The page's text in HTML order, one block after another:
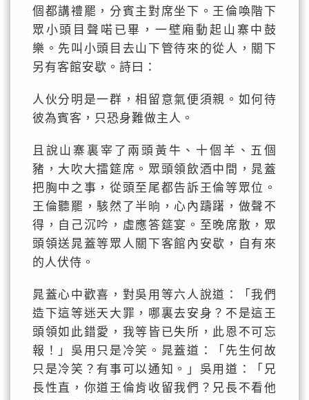
個都講禮罷，分賓主對席坐下。王倫喚階下
眾小頭目聲喏已畢，一壁廂動起山寨中鼓
樂。先叫小頭目去山下管待來的從人，關下
另有客館安歇。詩曰：
人伙分明是一群，相留意氣便須親。如何待
彼為賓客，只恐身難做主人。
且說山寨裏宰了兩頭黃牛、十個羊、五個
豬，大吹大擂筵席。眾頭領飲酒中間，晁蓋
把胸中之事，從頭至尾都告訴王倫等眾位。
王倫聽罷，駭然了半晌，心內躊躇，做聲不
得，自己沉吟，虛應答筵宴。至晚席散，眾
頭領送晁蓋等眾人關下客館內安歇，自有來
的人伏侍。
晁蓋心中歡喜，對吳用等六人說道：「我們
造下這等迷天大罪，哪裏去安身？不是這王
頭領如此錯愛，我等皆已失所，此恩不可忘
報！」吳用只是冷笑。晁蓋道：「先生何故
只是冷笑？有事可以通知。」吳用道：「兄
長性直，你道王倫肯收留我們？兄長不看他